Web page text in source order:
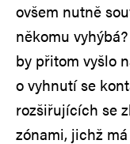
ovšem nutně
někomu
by přitom vyšlo
o vyhnutí se
rozšiřujících se
zónami, jichž